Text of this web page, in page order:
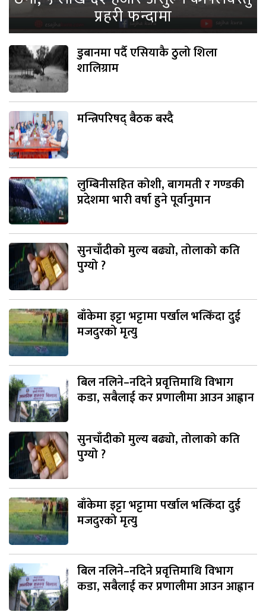
प्रहरी फन्दामा
डुबानमा पर्दै एसियाकै ठुलो शिला
शालिग्राम
मन्त्रिपरिषद् बैठक बस्दै
लुम्बिनीसहित कोशी, बागमती र गण्डकी
प्रदेशमा भारी वर्षा हुने पूर्वानुमान
सुनचाँदीको मुल्य बढ्यो, तोलाको कति
पुग्यो ?
बाँकेमा इट्टा भट्टामा पर्खाल भत्किँदा दुई
मजदुरको मृत्यु
बिल नलिने–नदिने प्रवृत्तिमाथि विभाग
कडा, सबैलाई कर प्रणालीमा आउन आह्वान
सुनचाँदीको मुल्य बढ्यो, तोलाको कति
पुग्यो ?
बाँकेमा इट्टा भट्टामा पर्खाल भत्किँदा दुई
मजदुरको मृत्यु
बिल नलिने–नदिने प्रवृत्तिमाथि विभाग
कडा, सबैलाई कर प्रणालीमा आउन आह्वान